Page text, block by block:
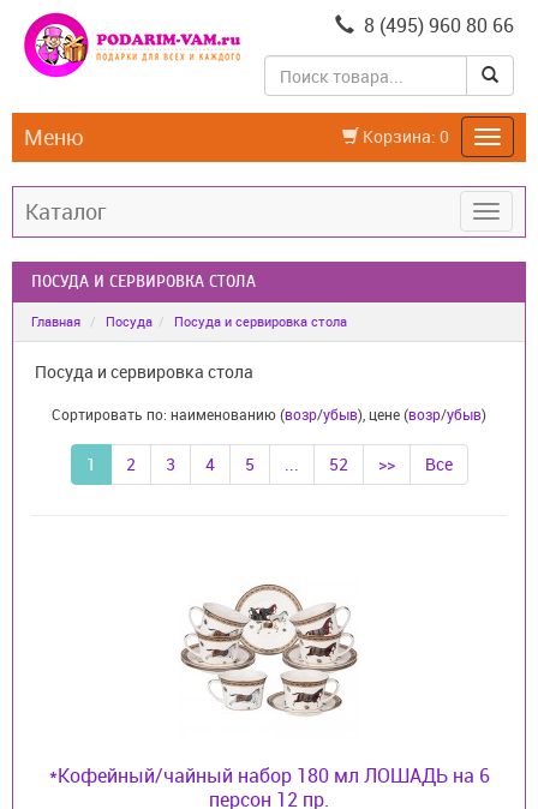
8 (495) 960 80 66
Корзина: 0
Меню
Каталог
ПОСУДА И СЕРВИРОВКА СТОЛА
Главная Посуда Посуда и сервировка стола
Посуда и сервировка стола
Сортировать по: наименованию (возр/убыв), цене (возр/убыв)
1 2 3 4 5 ... 52 >> Все
*Кофейный/чайный набор 180 мл ЛОШАДЬ на 6
персон 12 пр.